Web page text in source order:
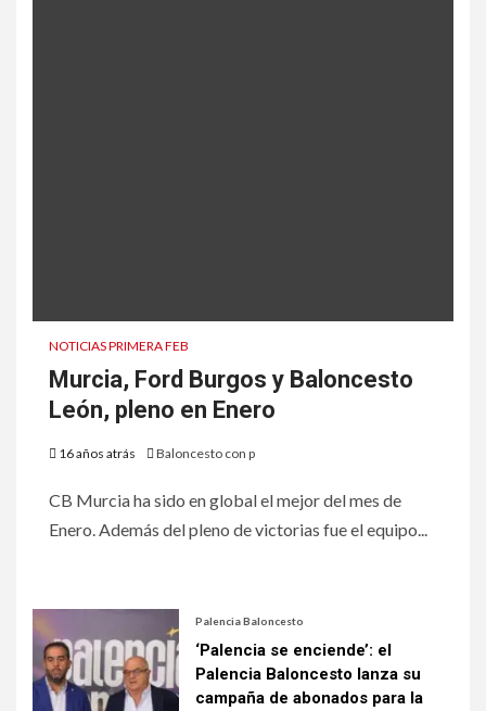
NOTICIAS PRIMERA FEB
Murcia, Ford Burgos y Baloncesto
León, pleno en Enero
16 años atrás Baloncesto con p
CB Murcia ha sido en global el mejor del mes de
Enero. Además del pleno de victorias fue el equipo...
Palencia Baloncesto
‘Palencia se enciende’: el
Palencia Baloncesto lanza su
campaña de abonados para la